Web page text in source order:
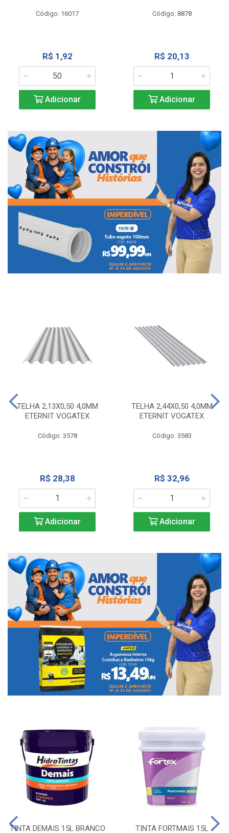
Código: 16017
R$ 1,92
Adicionar
Código: 8878
R$ 20,13
Adicionar
TELHA 2,13X0,50 4,0MM
ETERNIT VOGATEX
Código: 3578
R$ 28,38
Adicionar
TELHA 2,44X0,50 4,0MM
ETERNIT VOGATEX
Código: 3583
R$ 32,96
Adicionar
TINTA DEMAIS 15L BRANCO TINTA FORTMAIS 15L